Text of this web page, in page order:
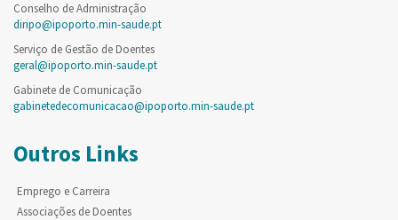
Conselho de Administração
diripo@ipoporto.min-saude.pt
Serviço de Gestão de Doentes
geral@ipoporto.min-saude.pt
Gabinete de Comunicação
gabinetedecomunicacao@ipoporto.min-saude.pt
Outros Links
Emprego e Carreira
Associações de Doentes